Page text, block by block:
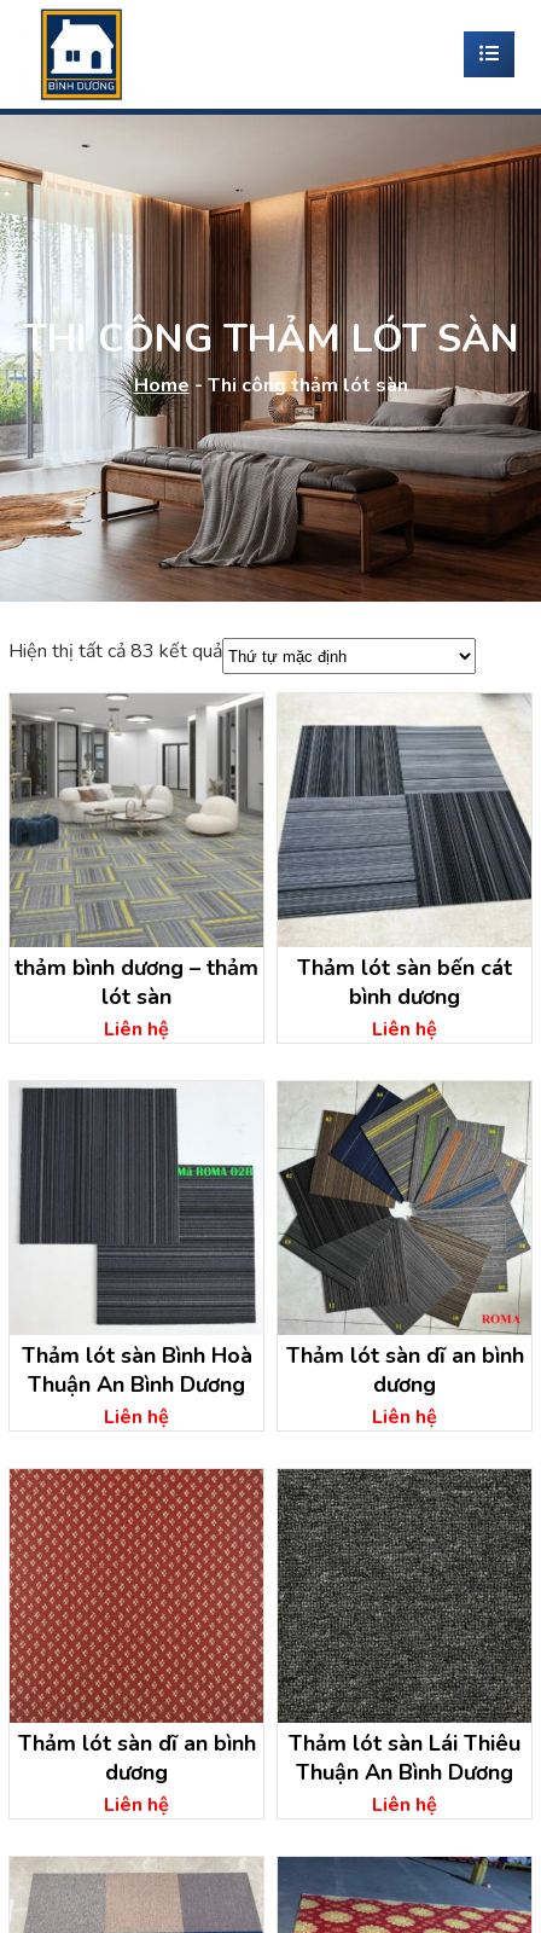
THI CÔNG THẢM LÓT SÀN
Home - Thi công thảm lót sàn
Hiện thị tất cả 83 kết quả
thảm bình dương – thảm
lót sàn
Liên hệ
Thảm lót sàn bến cát
bình dương
Liên hệ
Thảm lót sàn Bình Hoà
Thuận An Bình Dương
Liên hệ
Thảm lót sàn dĩ an bình
dương
Liên hệ
Thảm lót sàn dĩ an bình
dương
Liên hệ
Thảm lót sàn Lái Thiêu
Thuận An Bình Dương
Liên hệ